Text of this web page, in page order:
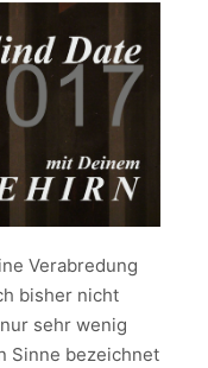
Verabredung
bisher nicht
sehr wenig
Sinne bezeichnet